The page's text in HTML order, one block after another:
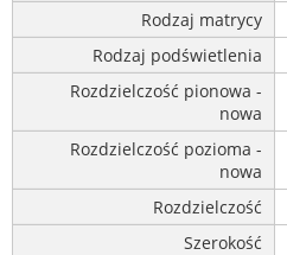
Rodzaj matrycy
Rodzaj podświetlenia
Rozdzielczość pionowa -
nowa
Rozdzielczość pozioma -
nowa
Rozdzielczość
Szerokość